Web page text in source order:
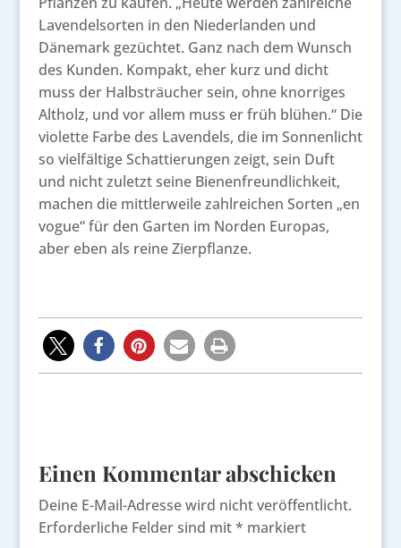
Lavendelsorten in den Niederlanden und
Dänemark gezüchtet. Ganz nach dem Wunsch
des Kunden. Kompakt, eher kurz und dicht
muss der Halbsträucher sein, ohne knorriges
Altholz, und vor allem muss er früh blühen.“ Die
violette Farbe des Lavendels, die im Sonnenlicht
so vielfältige Schattierungen zeigt, sein Duft
und nicht zuletzt seine Bienenfreundlichkeit,
machen die mittlerweile zahlreichen Sorten „en
vogue“ für den Garten im Norden Europas,
aber eben als reine Zierpflanze.
Einen Kommentar abschicken
Deine E-Mail-Adresse wird nicht veröffentlicht.
Erforderliche Felder sind mit* markiert